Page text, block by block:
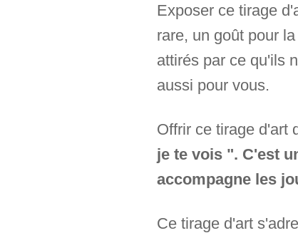
Exposer ce tirage
rare, un goût pour
attirés par ce qu'ils
aussi pour vous.
Offrir ce tirage d'art
je te vois ". C'est
accompagne les
Ce tirage d'art